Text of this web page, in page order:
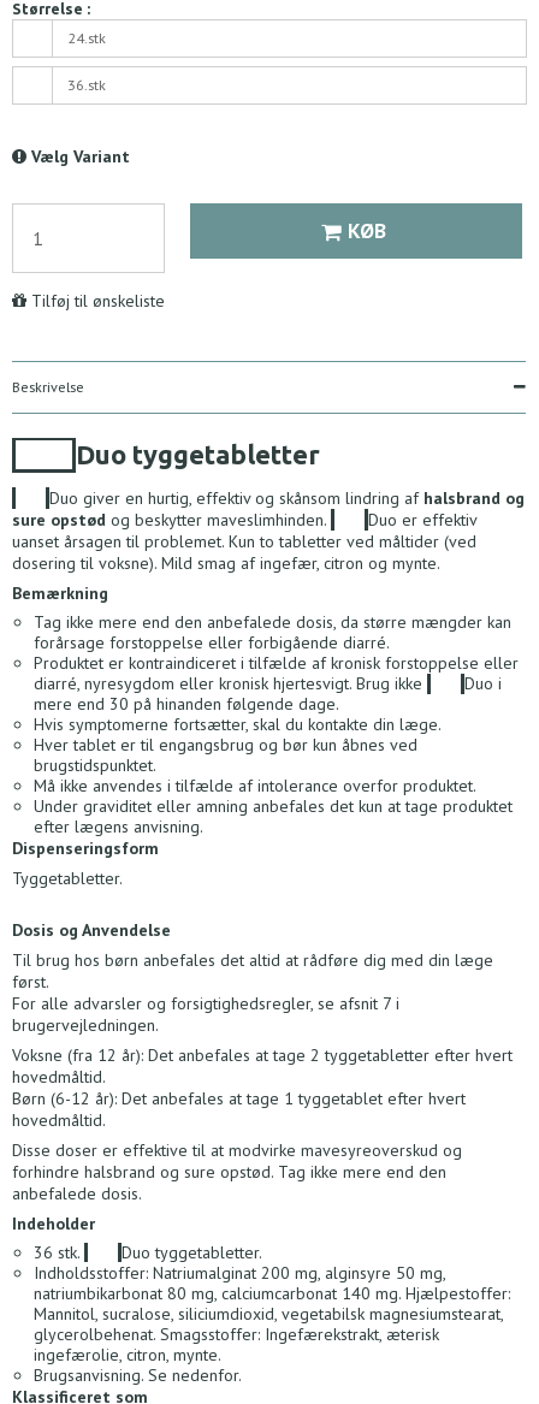
Størrelse :
24.stk
36.stk
Vælg Variant
KØB
Tilføj til ønskeliste
Beskrivelse
Duo tyggetabletter
Duo giver en hurtig, effektiv og skånsom lindring af halsbrand og
sure opstød og beskytter maveslimhinden.
Duo er effektiv
uanset årsagen til problemet. Kun to tabletter ved måltider (ved
dosering til voksne). Mild smag af ingefær, citron og mynte.
Bemærkning
Tag ikke mere end den anbefalede dosis, da større mængder kan
forårsage forstoppelse eller forbigående diarré.
Produktet er kontraindiceret i tilfælde af kronisk forstoppelse eller
diarré, nyresygdom eller kronisk hjertesvigt. Brug ikke
Duo i
mere end 30 på hinanden følgende dage.
Hvis symptomerne fortsætter, skal du kontakte din læge.
Hver tablet er til engangsbrug og bør kun åbnes ved
brugstidspunktet.
Må ikke anvendes i tilfælde af intolerance overfor produktet.
Under graviditet eller amning anbefales det kun at tage produktet
efter lægens anvisning.
Dispenseringsform
Tyggetabletter.
Dosis og Anvendelse
Til brug hos børn anbefales det altid at rådføre dig med din læge
først.
For alle advarsler og forsigtighedsregler, se afsnit 7 i
brugervejledningen.
Voksne (fra 12 år): Det anbefales at tage 2 tyggetabletter efter hvert
hovedmåltid.
Børn (6-12 år): Det anbefales at tage 1 tyggetablet efter hvert
hovedmåltid.
Disse doser er effektive til at modvirke mavesyreoverskud og
forhindre halsbrand og sure opstød. Tag ikke mere end den
anbefalede dosis.
Indeholder
36 stk.
Duo tyggetabletter.
Indholdsstoffer: Natriumalginat 200 mg, alginsyre 50 mg,
natriumbikarbonat 80 mg, calciumcarbonat 140 mg. Hjælpestoffer:
Mannitol, sucralose, siliciumdioxid, vegetabilsk magnesiumstearat,
glycerolbehenat. Smagsstoffer: Ingefærekstrakt, æterisk
ingefærolie, citron, mynte.
Brugsanvisning. Se nedenfor.
Klassificeret som